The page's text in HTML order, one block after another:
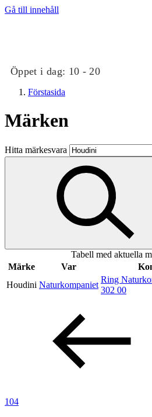
Gå till innehåll
Öppet i dag: 10 - 20
Butiker
Mat och dryck
Evenemang
Erbjudanden
Inspiration
Lediga jobb
Förstasida
Märken
Hitta märkesvara
Tabell med aktuella
Märke
Var
Houdini Naturkompaniet
Ring
302 00
104